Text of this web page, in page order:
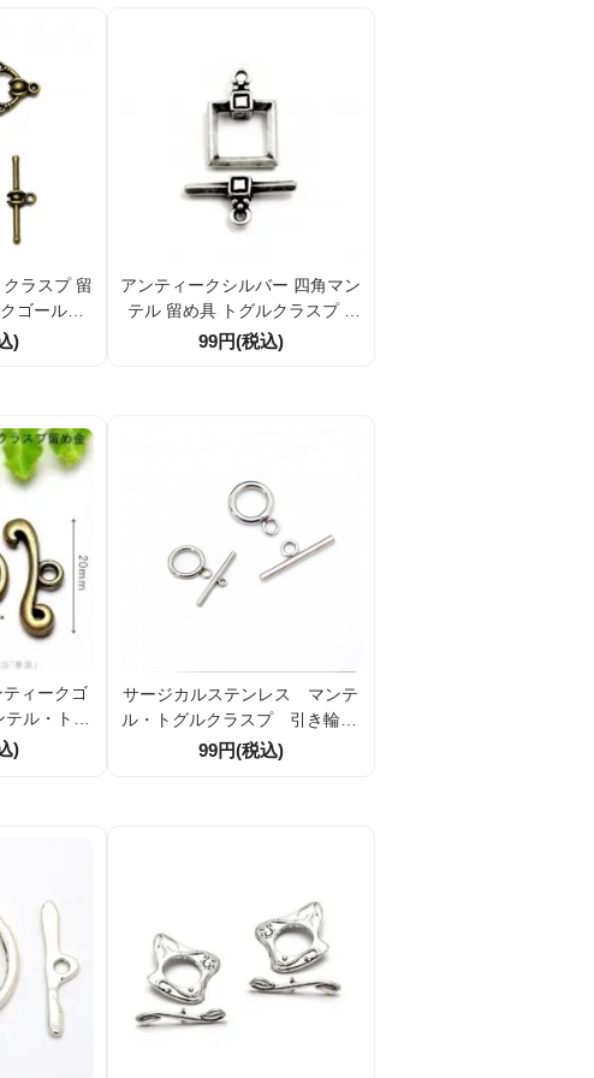
ラスプ 留
ゴールド
ネッ
)
アンティークシルバー 四角マン
テル 留め具 トグルクラスプ 1
組／10組割引 アクセサリーパ
99円(税込)
ティークゴ
ル・トグ
ツ留め金
)
サージカルステンレス マンテ
ル・トグルクラスプ 引き輪10
ｍｍ 11mm 1組／10組（1345
99円(税込)